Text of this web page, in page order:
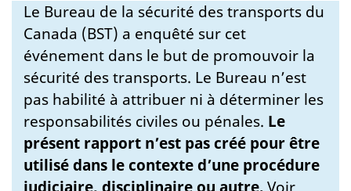
Le Bureau de la sécurité des transports du
Canada (BST) a enquêté sur cet
événement dans le but de promouvoir la
sécurité des transports. Le Bureau n’est
pas habilité à attribuer ni à déterminer les
responsabilités civiles ou pénales. Le
présent rapport n’est pas créé pour être
utilisé dans le contexte d’une procédure